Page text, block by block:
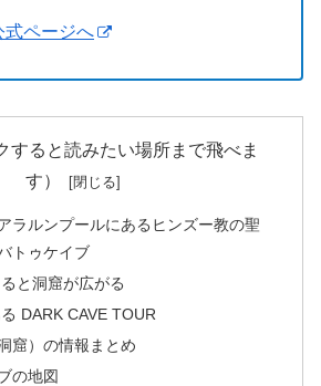
式ページへ
すると読みたい場所まで飛べま
す）
ルンプールにあるヒンズー教の聖
トゥケイブ
と洞窟が広がる
DARK CAVE TOUR
窟）の情報まとめ
の地図